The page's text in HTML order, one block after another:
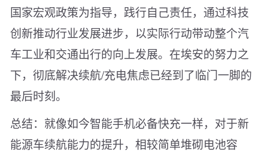
国家宏观政策为指导，践行自己责任，通过科技
创新推动行业发展进步，以实际行动带动整个汽
车工业和交通出行的向上发展。在埃安的努力之
下，彻底解决续航/充电焦虑已经到了临门一脚的
最后时刻。
总结：就像如今智能手机必备快充一样，对于新
能源车续航能力的提升，相较简单堆砌电池容